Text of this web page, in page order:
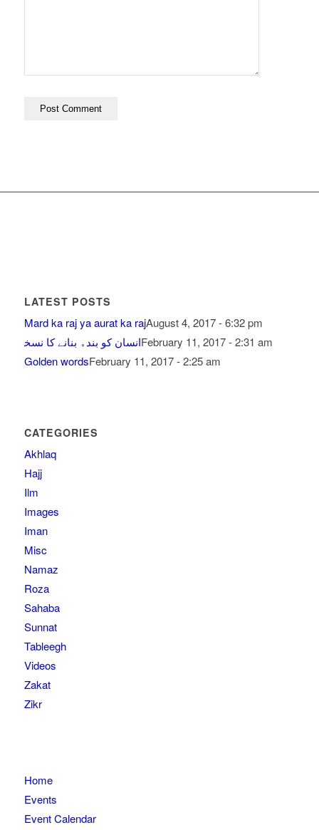
LATEST POSTS
Mard ka raj ya aurat ka rajAugust 4, 2017 - 6:32 pm
ﺍﻧﺴﺎﻥ ﮐﻮ ﺑﻨﺪﮦ ﺑﻨﺎﻧﮯ ﮐﺎ ﻧﺴﺨFebruary 11, 2017 - 2:31 am
Golden wordsFebruary 11, 2017 - 2:25 am
CATEGORIES
Akhlaq
Hajj
Ilm
Images
Iman
Misc
Namaz
Roza
Sahaba
Sunnat
Tableegh
Videos
Zakat
Zikr
Home
Events
Event Calendar